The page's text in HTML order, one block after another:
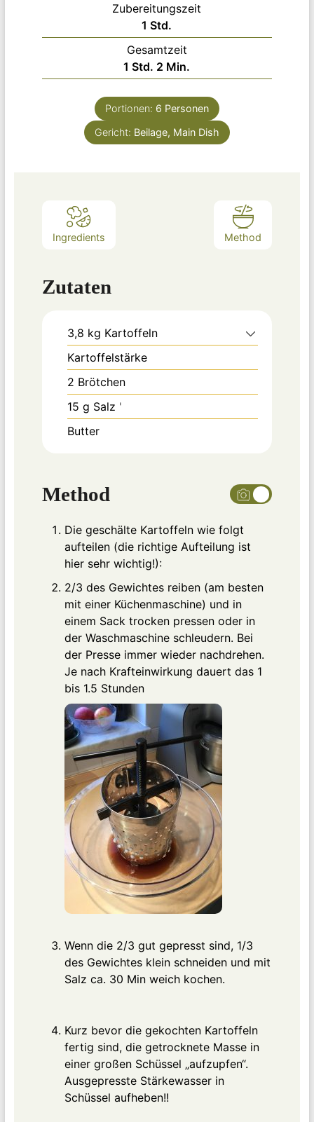
Zubereitungszeit
1 Stunde
Std.
Gesamtzeit
1 Stunde
Std. 2 Minuten
Min.
Portionen: 6 Personen
Gericht: Beilage, Main Dish
Ingredients Method
Zutaten
3,8 kg Kartoffeln
Kartoffelstärke
2 Brötchen
15 g Salz '
Butter
Method
Die geschälte Kartoffeln wie folgt
aufteilen (die richtige Aufteilung ist
hier sehr wichtig!):
2/3 des Gewichtes reiben (am besten
mit einer Küchenmaschine) und in
einem Sack trocken pressen oder in
der Waschmaschine schleudern. Bei
der Presse immer wieder nachdrehen.
Je nach Krafteinwirkung dauert das 1
bis 1.5 Stunden
Wenn die 2/3 gut gepresst sind, 1/3
des Gewichtes klein schneiden und mit
Salz ca. 30 Min weich kochen.
Kurz bevor die gekochten Kartoffeln
fertig sind, die getrocknete Masse in
einer großen Schüssel „aufzupfen“.
Ausgepresste Stärkewasser in
Schüssel aufheben!!